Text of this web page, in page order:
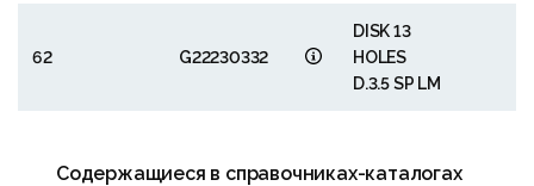
62 G22230332
DISK 13
HOLES
D.3.5 SP LM
Содержащиеся в справочниках-каталогах